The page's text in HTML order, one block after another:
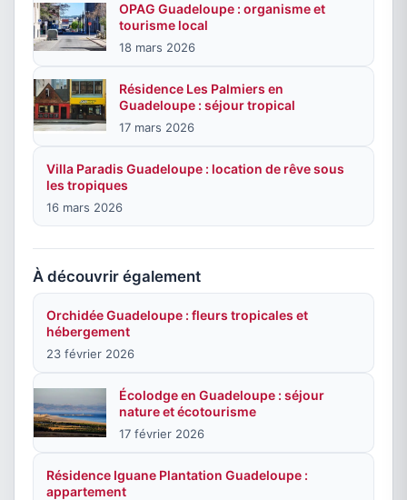
OPAG Guadeloupe : organisme et
tourisme local
18 mars 2026
Résidence Les Palmiers en
Guadeloupe : séjour tropical
17 mars 2026
Villa Paradis Guadeloupe : location de rêve sous
les tropiques
16 mars 2026
À découvrir également
Orchidée Guadeloupe : fleurs tropicales et
hébergement
23 février 2026
Écolodge en Guadeloupe : séjour
nature et écotourisme
17 février 2026
Résidence Iguane Plantation Guadeloupe :
appartement